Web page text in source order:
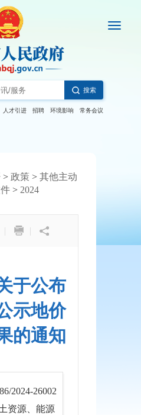
搜索
人才引进 招聘 环境影响 常务会议
> 政策 > 其他主动
> 2024
| |
于公布
示地价
的通知
2024-26002
资源、能源